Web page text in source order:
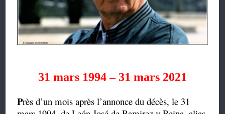
31 mars 1994 – 31 mars 2021
Près d’un mois après l’annonce du décès, le 31